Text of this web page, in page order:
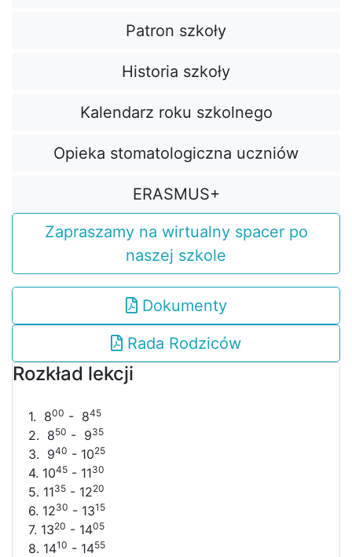
Patron szkoły
Historia szkoły
Kalendarz roku szkolnego
Opieka stomatologiczna uczniów
ERASMUS+
Zapraszamy na wirtualny spacer po
naszej szkole
Dokumenty
Rada Rodziców
Rozkład lekcji
1. 800 - 845
2. 850 - 935
3. 940 - 1025
4. 1045 - 1130
5. 1135 - 1220
6. 1230 - 1315
7. 1320 - 1405
8. 1410 - 1455